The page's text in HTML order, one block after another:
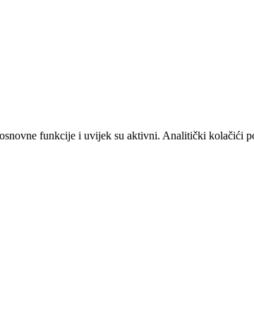
funkcije i uvijek su aktivni. Analitički kolačići